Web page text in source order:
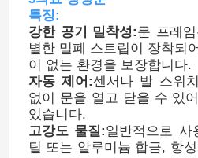
특징:
강한 공기 밀착성:문 프레
별한 밀폐 스트립이 장착되
이 없는 환경을 보장합니다.
자동 제어:센서나 발 스위
없이 문을 열고 닫을 수 있
있습니다.
고강도 물질:일반적으로 사
틸 또는 알루미늄 합금, 항